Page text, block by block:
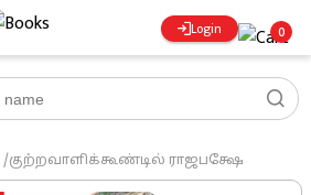
Login 0
/குற்றவாளிக்கூண்டில் ராஜபக்ஷே